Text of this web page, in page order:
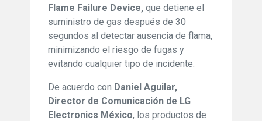
Flame Failure Device, que detiene el
suministro de gas después de 30
segundos al detectar ausencia de flama,
minimizando el riesgo de fugas y
evitando cualquier tipo de incidente.
De acuerdo con Daniel Aguilar,
Director de Comunicación de LG
Electronics México, los productos de